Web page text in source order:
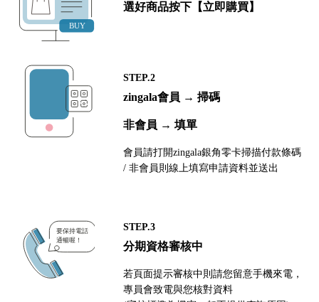
選好商品按下【立即購買】
STEP.2
zingala會員 → 掃碼
非會員 → 填單
會員請打開zingala銀角零卡掃描付款條碼
/ 非會員則線上填寫申請資料並送出
STEP.3
分期資格審核中
若頁面提示審核中則請您留意手機來電，
專員會致電與您核對資料